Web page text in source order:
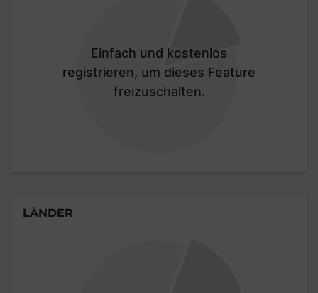
Einfach und kostenlos
registrieren, um dieses Feature
freizuschalten.
LÄNDER